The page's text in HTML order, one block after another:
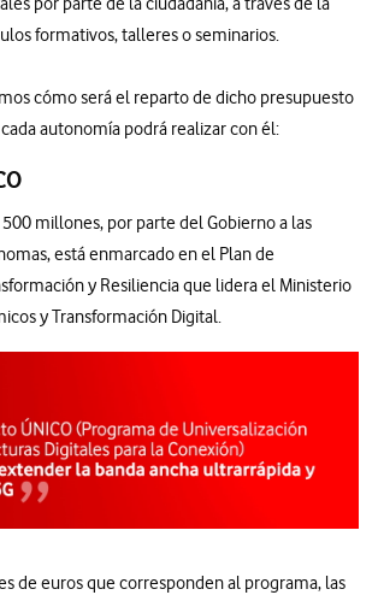
formativos, talleres o seminarios.
cómo será el reparto de dicho presupuesto
autonomía podrá realizar con él:
500 millones, por parte del Gobierno a las
está enmarcado en el Plan de
y Resiliencia que lidera el Ministerio
y Transformación Digital.
de euros que corresponden al programa, las